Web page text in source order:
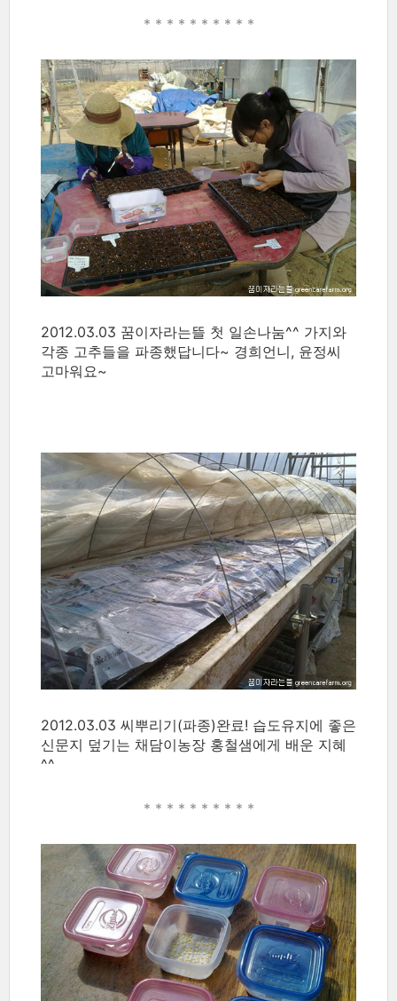
* * * * * * * * * *
2012.03.03 꿈이자라는뜰 첫 일손나눔^^ 가지와
각종 고추들을 파종했답니다~ 경희언니, 윤정씨
고마워요~
2012.03.03 씨뿌리기(파종)완료! 습도유지에 좋은
신문지 덮기는 채담이농장 홍철샘에게 배운 지혜
^^
* * * * * * * * * *